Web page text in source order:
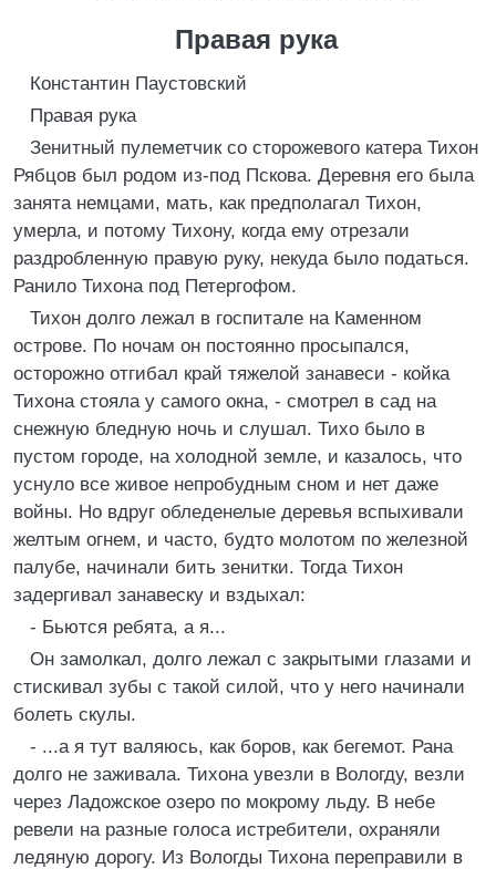
Правая рука
Константин Паустовский
Правая рука
Зенитный пулеметчик со сторожевого катера Тихон
Рябцов был родом из-под Пскова. Деревня его была
занята немцами, мать, как предполагал Тихон,
умерла, и потому Тихону, когда ему отрезали
раздробленную правую руку, некуда было податься.
Ранило Тихона под Петергофом.
Тихон долго лежал в госпитале на Каменном
острове. По ночам он постоянно просыпался,
осторожно отгибал край тяжелой занавеси - койка
Тихона стояла у самого окна, - смотрел в сад на
снежную бледную ночь и слушал. Тихо было в
пустом городе, на холодной земле, и казалось, что
уснуло все живое непробудным сном и нет даже
войны. Но вдруг обледенелые деревья вспыхивали
желтым огнем, и часто, будто молотом по железной
палубе, начинали бить зенитки. Тогда Тихон
задергивал занавеску и вздыхал:
- Бьются ребята, а я...
Он замолкал, долго лежал с закрытыми глазами и
стискивал зубы с такой силой, что у него начинали
болеть скулы.
- ...а я тут валяюсь, как боров, как бегемот. Рана
долго не заживала. Тихона увезли в Вологду, везли
через Ладожское озеро по мокрому льду. В небе
ревели на разные голоса истребители, охраняли
ледяную дорогу. Из Вологды Тихона переправили в